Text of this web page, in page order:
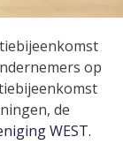
op
de
WEST.